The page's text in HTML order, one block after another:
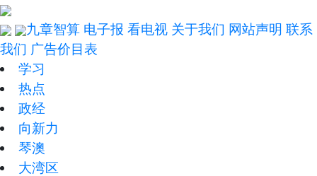
九章智算 电子报 看电视 关于我们 网站声明 联系
我们 广告价目表
学习
热点
政经
向新力
琴澳
大湾区